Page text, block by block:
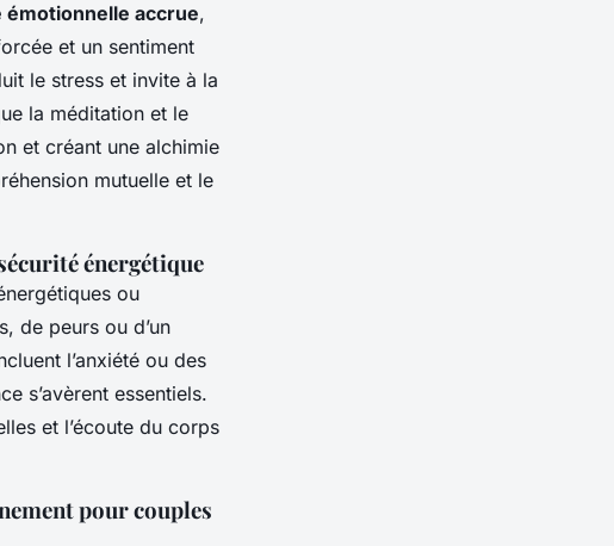
accrue,
et un sentiment
le stress et invite à la
la méditation et le
et créant une alchimie
mutuelle et le
énergétique
ou
de peurs ou d’un
l’anxiété ou des
s’avèrent essentiels.
et l’écoute du corps
pour couples